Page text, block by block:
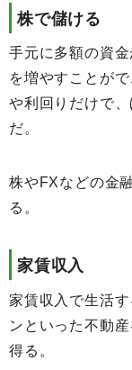
株で儲ける
手元に多額の資
を増やすことが
や利回りだけで
だ。
株やFXなどの金
る。
家賃収入
家賃収入で生活
ンといった不動
得る。